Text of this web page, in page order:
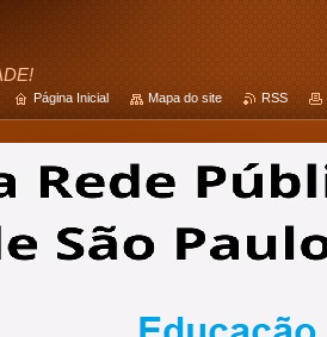
Página Inicial Mapa do site RSS